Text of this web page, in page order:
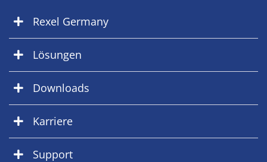
Rexel Germany
Lösungen
Downloads
Karriere
Support